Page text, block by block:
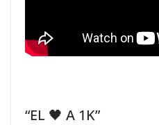
“EL 🖤 A 1K”